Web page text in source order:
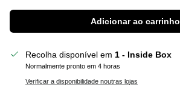
Adicionar ao carrinho
Recolha disponível em 1 - Inside Box
Normalmente pronto em 4 horas
Verificar a disponibilidade noutras lojas